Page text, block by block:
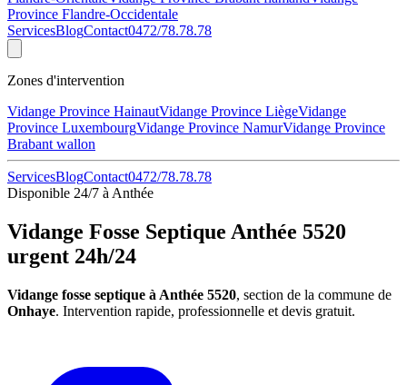
Province Flandre-Occidentale
ServicesBlogContact0472/78.78.78
Zones d'intervention
Vidange Province HainautVidange Province LiègeVidange
Province LuxembourgVidange Province NamurVidange Province
Brabant wallon
ServicesBlogContact0472/78.78.78
Disponible 24/7 à Anthée
Vidange Fosse Septique Anthée 5520
urgent 24h/24
Vidange fosse septique à Anthée 5520, section de la commune de
Onhaye. Intervention rapide, professionnelle et devis gratuit.